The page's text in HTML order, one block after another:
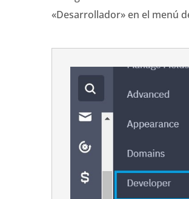
«Desarrollador» en el menú